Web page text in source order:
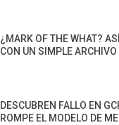
¿MARK OF THE WHAT?
CON UN SIMPLE ARCHIVO
DESCUBREN FALLO EN
ROMPE EL MODELO DE